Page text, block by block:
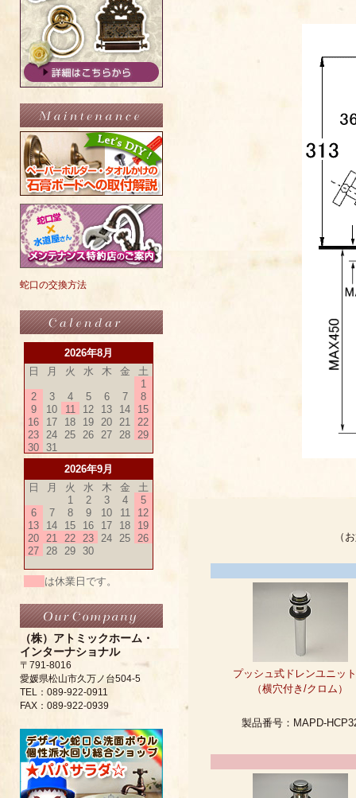
蛇口の交換方法
2026年8月
日
月 火 水 木 金
土
1
2
3 4 5 6 7
8
9
10 11 12 13 14
15
16
17 18 19 20 21
22
23
24 25 26 27 28
29
30
31
2026年9月
日
月 火 水 木 金
土
1
2 3 4
5
6
7 8 9 10 11
12
13
14 15 16 17 18
19
20
21 22 23 24 25
26
27
28 29 30
は休業日です。
（株）アトミックホーム・
インターナショナル
〒791-8016
愛媛県松山市久万ノ台504-5
TEL：089-922-0911
FAX：089-922-0939